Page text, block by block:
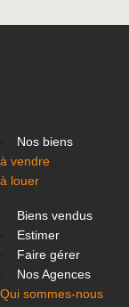
Nos biens
à vendre
à louer
Biens vendus
Estimer
Faire gérer
Nos Agences
Qui sommes-nous